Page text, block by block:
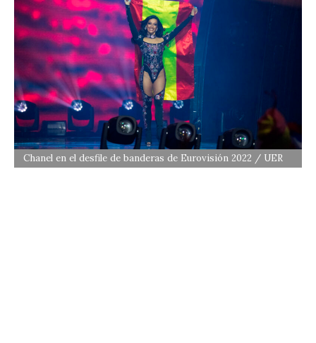
Chanel en el desfile de banderas de Eurovisión 2022 / UER